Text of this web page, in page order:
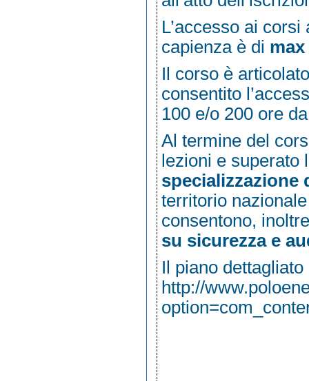
L’accesso ai
capienza è di
Il corso è
consentito
100 e/o 200 ore
Al termine del
lezioni e
specializzazione
territorio
consentono,
su sicurezza e
Il piano
http://